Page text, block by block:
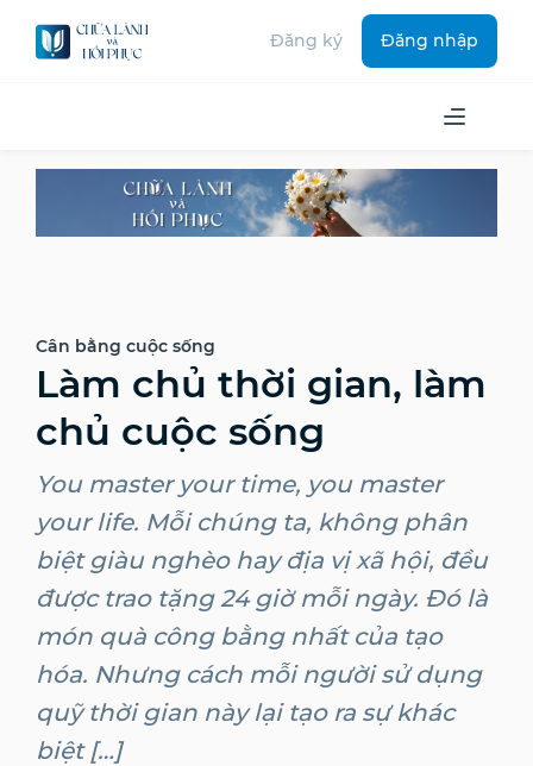
Đăng ký Đăng nhập
Cân bằng cuộc sống
Làm chủ thời gian, làm
chủ cuộc sống
You master your time, you master
your life. Mỗi chúng ta, không phân
biệt giàu nghèo hay địa vị xã hội, đều
được trao tặng 24 giờ mỗi ngày. Đó là
món quà công bằng nhất của tạo
hóa. Nhưng cách mỗi người sử dụng
quỹ thời gian này lại tạo ra sự khác
biệt […]